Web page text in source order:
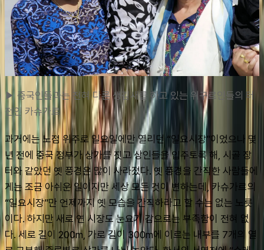
▶ 중국인들과는 전혀 다른 생김새를 하고 있는 위구르인들의 터
전인 카슈가르
과거에는 노점 위주로 일요일에만 열리던 “일요시장”이었으나 몇
년 전에 중국 정부가 상가를 짓고 상인들을 입주토록 해, 시골 장
터와 같았던 옛 풍경은 많이 사라졌다. 옛 풍경을 간직한 사람들에
게는 조금 아쉬운 일이지만 세상 모든 것이 변하는데, 카슈가르의
“일요시장”만 언제까지 옛 모습을 간직하라고 할 수는 없는 노릇
이다. 하지만 새로 연 시장도 눈요기 감으로는 부족함이 전혀 없
다. 세로 길이 200m, 가로 길이 300m에 이르는 내부를 7개의 열